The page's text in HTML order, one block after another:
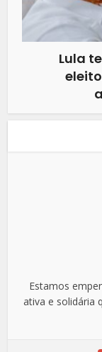
Lula
Estamos
ativa e solidária